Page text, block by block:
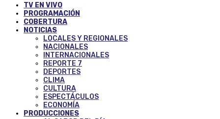
TV EN VIVO
PROGRAMACIÓN
COBERTURA
NOTICIAS
LOCALES Y REGIONALES
NACIONALES
INTERNACIONALES
REPORTE 7
DEPORTES
CLIMA
CULTURA
ESPECTÁCULOS
ECONOMÍA
PRODUCCIONES